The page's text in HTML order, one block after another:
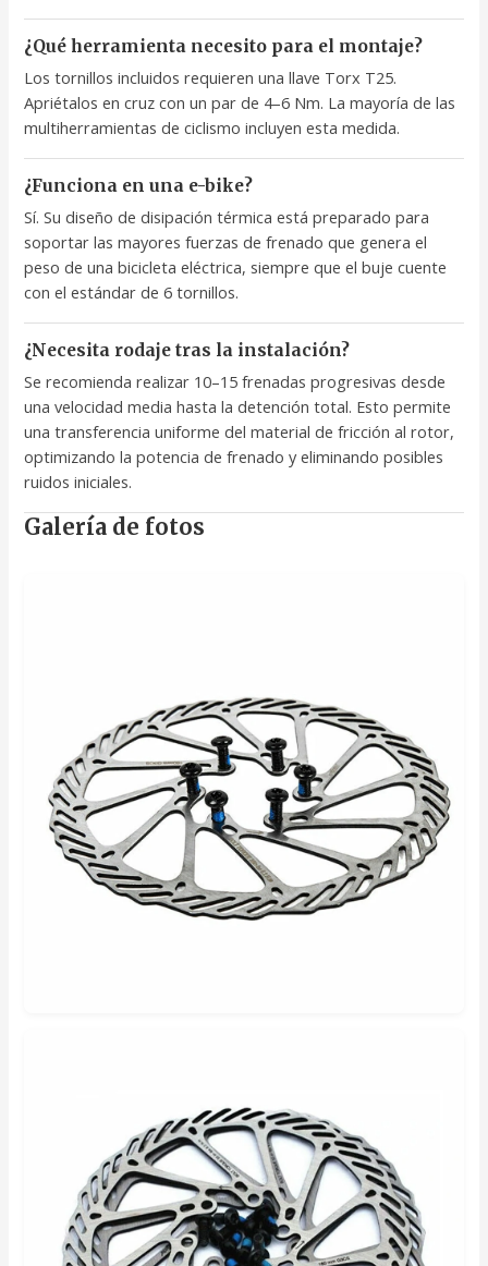
¿Qué herramienta necesito para el montaje?
Los tornillos incluidos requieren una llave Torx T25.
Apriétalos en cruz con un par de 4–6 Nm. La mayoría de las
multiherramientas de ciclismo incluyen esta medida.
¿Funciona en una e-bike?
Sí. Su diseño de disipación térmica está preparado para
soportar las mayores fuerzas de frenado que genera el
peso de una bicicleta eléctrica, siempre que el buje cuente
con el estándar de 6 tornillos.
¿Necesita rodaje tras la instalación?
Se recomienda realizar 10–15 frenadas progresivas desde
una velocidad media hasta la detención total. Esto permite
una transferencia uniforme del material de fricción al rotor,
optimizando la potencia de frenado y eliminando posibles
ruidos iniciales.
Galería de fotos